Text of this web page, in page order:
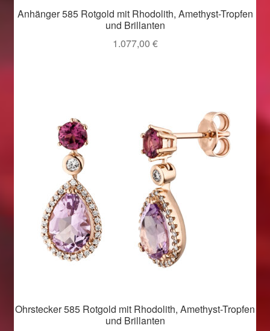
Anhänger 585 Rotgold mit Rhodolith, Amethyst-Tropfen
und Brillanten
1.077,00 €
Ohrstecker 585 Rotgold mit Rhodolith, Amethyst-Tropfen
und Brillanten